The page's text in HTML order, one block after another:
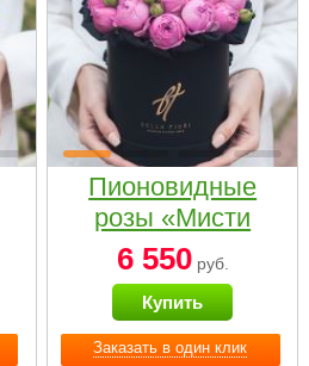
Заказать в один клик
Пионовидные
розы «Мисти
бабблс» в
черной коробке
Small
6 550руб.
Купить